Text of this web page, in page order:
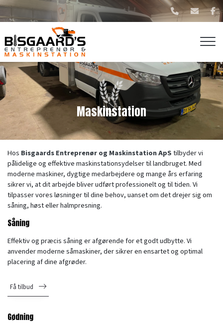
Gå
til
Maskinstation
Hos Bisgaards Entreprenør og Maskinstation ApStilbyder vi
pålidelige og effektive maskinstationsydelser til landbruget. Med
moderne maskiner, dygtige medarbejdere og mange års erfaring
sikrer vi, at dit arbejde bliver udført professionelt og til tiden. Vi
tilpasser vores løsninger til dine behov, uanset om det drejer sig om
såning, høst eller halmpresning.
Såning
Effektiv og præcis såning er afgørende for et godt udbytte. Vi
anvender moderne såmaskiner, der sikrer en ensartet og optimal
placering af dine afgrøder.
Få tilbud
Gødning